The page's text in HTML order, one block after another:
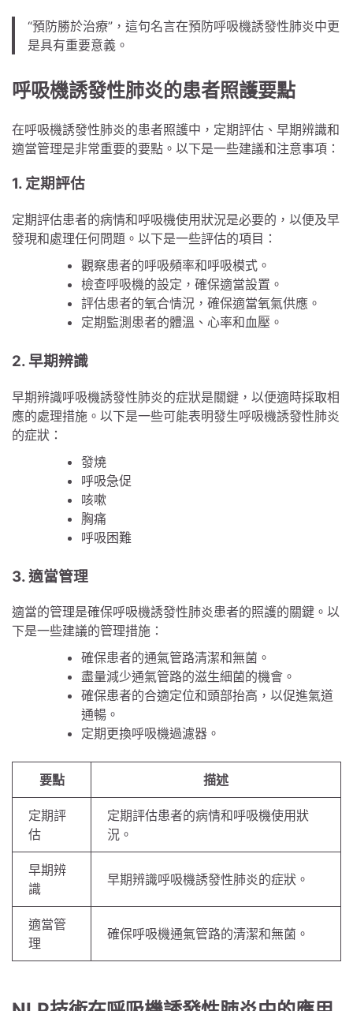
“預防勝於治療”，這句名言在預防呼吸機誘發性肺炎中更
是具有重要意義。
呼吸機誘發性肺炎的患者照護要點
在呼吸機誘發性肺炎的患者照護中，定期評估、早期辨識和
適當管理是非常重要的要點。以下是一些建議和注意事項：
1. 定期評估
定期評估患者的病情和呼吸機使用狀況是必要的，以便及早
發現和處理任何問題。以下是一些評估的項目：
觀察患者的呼吸頻率和呼吸模式。
檢查呼吸機的設定，確保適當設置。
評估患者的氧合情況，確保適當氧氣供應。
定期監測患者的體溫、心率和血壓。
2. 早期辨識
早期辨識呼吸機誘發性肺炎的症狀是關鍵，以便適時採取相
應的處理措施。以下是一些可能表明發生呼吸機誘發性肺炎
的症狀：
發燒
呼吸急促
咳嗽
胸痛
呼吸困難
3. 適當管理
適當的管理是確保呼吸機誘發性肺炎患者的照護的關鍵。以
下是一些建議的管理措施：
確保患者的通氣管路清潔和無菌。
盡量減少通氣管路的滋生細菌的機會。
確保患者的合適定位和頭部抬高，以促進氣道
通暢。
定期更換呼吸機過濾器。
要點 描述
定期評
估
定期評估患者的病情和呼吸機使用狀
況。
早期辨
識
早期辨識呼吸機誘發性肺炎的症狀。
適當管
理
確保呼吸機通氣管路的清潔和無菌。